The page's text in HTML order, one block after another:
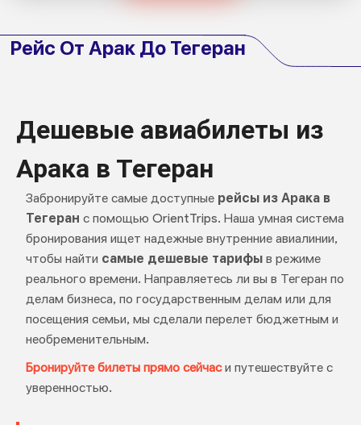
Рейс От Арак До Тегеран
Дешевые авиабилеты из
Арака в Тегеран
Забронируйте самые доступные рейсы из Арака в
Тегеран с помощью OrientTrips. Наша умная система
бронирования ищет надежные внутренние авиалинии,
чтобы найти самые дешевые тарифыв режиме
реального времени. Направляетесь ли вы в Тегеран по
делам бизнеса, по государственным делам или для
посещения семьи, мы сделали перелет бюджетным и
необременительным.
Бронируйте билеты прямо сейчаси путешествуйте с
уверенностью.